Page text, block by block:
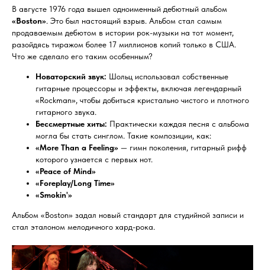
В августе 1976 года вышел одноименный дебютный альбом
«Boston». Это был настоящий взрыв. Альбом стал самым
продаваемым дебютом в истории рок-музыки на тот момент,
разойдясь тиражом более 17 миллионов копий только в США.
Что же сделало его таким особенным?
Новаторский звук: Шольц использовал собственные
гитарные процессоры и эффекты, включая легендарный
«Rockman», чтобы добиться кристально чистого и плотного
гитарного звука.
Бессмертные хиты: Практически каждая песня с альбома
могла бы стать синглом. Такие композиции, как:
«More Than a Feeling» — гимн поколения, гитарный рифф
которого узнается с первых нот.
«Peace of Mind»
«Foreplay/Long Time»
«Smokin'»
Альбом «Boston» задал новый стандарт для студийной записи и
стал эталоном мелодичного хард-рока.